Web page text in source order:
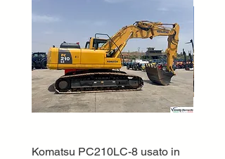
Komatsu PC210LC-8 usato in